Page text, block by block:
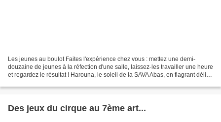
Les jeunes au boulot Faites l'expérience chez vous : mettez une demi-
douzaine de jeunes à la réfection d'une salle, laissez-les travailler une heure
et regardez le résultat ! Harouna, le soleil de la SAVA Abas, en flagrant délire
Des jeux du cirque au 7ème art...